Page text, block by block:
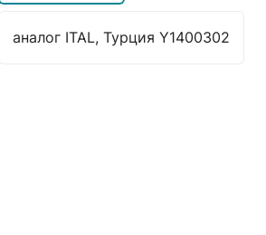
аналог ITAL, Турция Y1400302